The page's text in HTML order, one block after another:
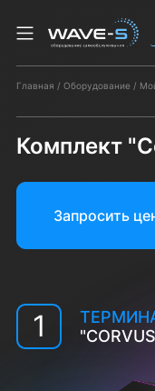
Главная Оборудование
Комплект
Запросить
1